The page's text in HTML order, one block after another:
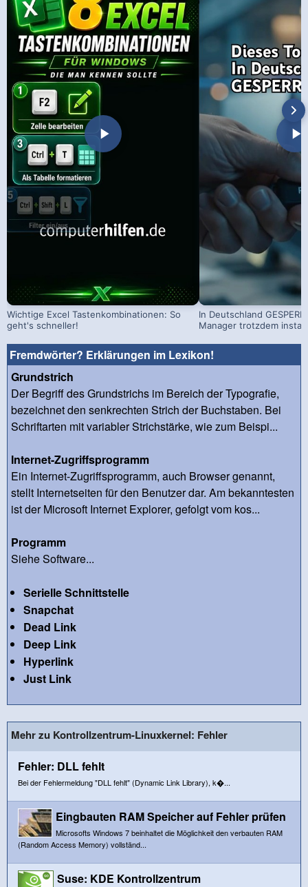
Wichtige Excel Tastenkombinationen: So
geht's schneller!
In Deutschland
Manager trotzdem
Fremdwörter? Erklärungen im Lexikon!
Grundstrich
Der Begriff des Grundstrichs im Bereich der Typografie,
bezeichnet den senkrechten Strich der Buchstaben. Bei
Schriftarten mit variabler Strichstärke, wie zum Beispi...
Internet-Zugriffsprogramm
Ein Internet-Zugriffsprogramm, auch Browser genannt,
stellt Internetseiten für den Benutzer dar. Am bekanntesten
ist der Microsoft Internet Explorer, gefolgt vom kos...
Programm
Siehe Software...
Serielle Schnittstelle
Snapchat
Dead Link
Deep Link
Hyperlink
Just Link
Mehr zu Kontrollzentrum-Linuxkernel: Fehler
Fehler: DLL fehlt
Bei der Fehlermeldung "DLL fehlt" (Dynamic Link Library), k�...
Eingbauten RAM Speicher auf Fehler prüfen
Microsofts Windows 7 beinhaltet die Möglichkeit den verbauten RAM
(Random Access Memory) vollständ...
Suse: KDE Kontrollzentrum